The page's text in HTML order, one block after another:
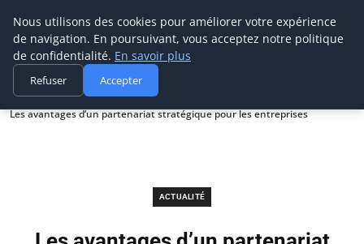
Prospection Pro
Accueil
Actualité
Les avantages d’un partenariat stratégique pour les entreprises
ACTUALITÉ
Nous utilisons des cookies pour améliorer votre expérience
de navigation. En poursuivant, vous acceptez notre politique
de confidentialité. En savoir plus
Refuser Accepter